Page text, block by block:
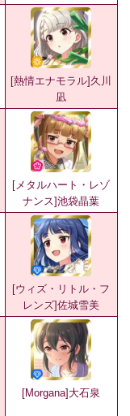
[熱情エナモラル]久川
凪
[メタルハート・レゾ
ナンス]池袋晶葉
[ウィズ・リトル・フ
レンズ]佐城雪美
[Morgana]大石泉